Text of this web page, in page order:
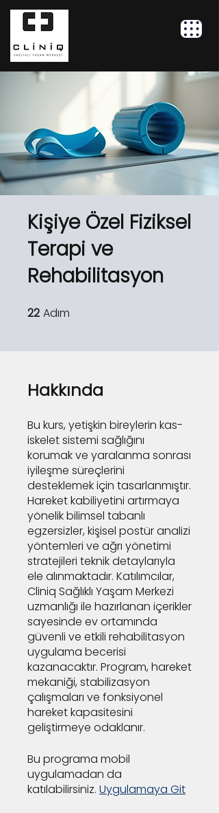
Kişiye Özel Fiziksel
Terapi ve
Rehabilitasyon
22 Adım
Hakkında
Bu kurs, yetişkin bireylerin kas-
iskelet sistemi sağlığını
korumak ve yaralanma sonrası
iyileşme süreçlerini
desteklemek için tasarlanmıştır.
Hareket kabiliyetini artırmaya
yönelik bilimsel tabanlı
egzersizler, kişisel postür analizi
yöntemleri ve ağrı yönetimi
stratejileri teknik detaylarıyla
ele alınmaktadır. Katılımcılar,
Cliniq Sağlıklı Yaşam Merkezi
uzmanlığı ile hazırlanan içerikler
sayesinde ev ortamında
güvenli ve etkili rehabilitasyon
uygulama becerisi
kazanacaktır. Program, hareket
mekaniği, stabilizasyon
çalışmaları ve fonksiyonel
hareket kapasitesini
geliştirmeye odaklanır.
Bu programa mobil
uygulamadan da
katılabilirsiniz. Uygulamaya Git